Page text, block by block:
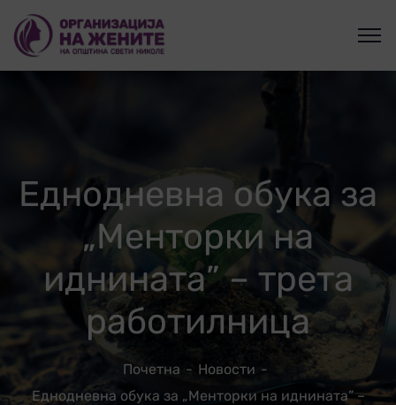
Еднодневна обука за
„Менторки на
иднината” – трета
работилница
Почетна
Новости
Еднодневна обука за „Менторки на иднината” –